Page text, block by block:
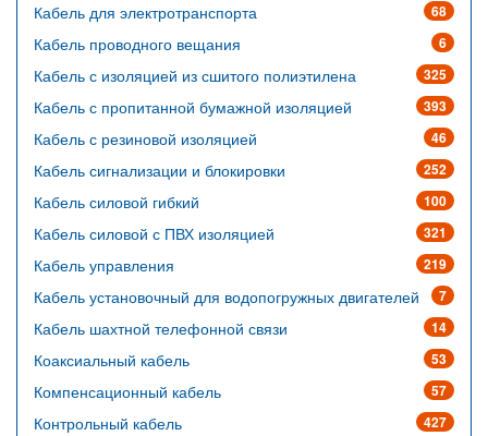
68
Кабель для электротранспорта
6
Кабель проводного вещания
325
Кабель с изоляцией из сшитого полиэтилена
393
Кабель с пропитанной бумажной изоляцией
46
Кабель с резиновой изоляцией
252
Кабель сигнализации и блокировки
100
Кабель силовой гибкий
321
Кабель силовой с ПВХ изоляцией
219
Кабель управления
7
Кабель установочный для водопогружных двигателей
14
Кабель шахтной телефонной связи
53
Коаксиальный кабель
57
Компенсационный кабель
427
Контрольный кабель